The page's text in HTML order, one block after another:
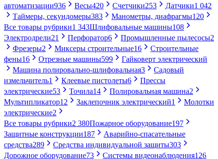
автоматизации936 Весы420 Счетчики253 Датчики1 042
Таймеры, секундомеры383 Манометры, диафрагмы120
Все товары рубрики1 343Шлифовальные машины108
Электродрели21 Перфоратор6 Промышленные пылесосы2
Фрезеры2 Миксеры строительные16
Строительные
фены16 Отрезные машины599
Гайковерт электрический
Машина полировально-шлифовальная3
Садовый
измельчитель1 Клеевые пистолеты6
Прессы
электрические53 Точила14 Полировальная машина2
Мультипликатор12 Заклепочник электрический1
Молотки
электрические2
Все товары рубрики2 380Пожарное оборудование197
Защитные конструкции187
Аварийно-спасательные
средства289 Средства индивидуальной защиты303
Дорожное оборудование73 Системы видеонаблюдения126